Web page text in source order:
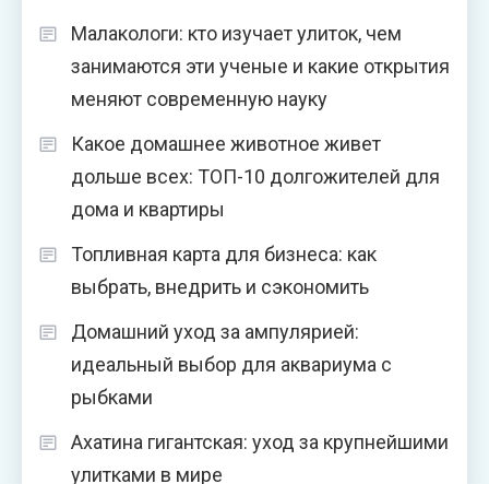
Малакологи: кто изучает улиток, чем
занимаются эти ученые и какие открытия
меняют современную науку
Какое домашнее животное живет
дольше всех: ТОП-10 долгожителей для
дома и квартиры
Топливная карта для бизнеса: как
выбрать, внедрить и сэкономить
Домашний уход за ампулярией:
идеальный выбор для аквариума с
рыбками
Ахатина гигантская: уход за крупнейшими
улитками в мире